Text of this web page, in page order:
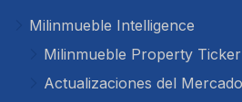
Milinmueble Intelligence
Milinmueble Property Ticker
Actualizaciones del